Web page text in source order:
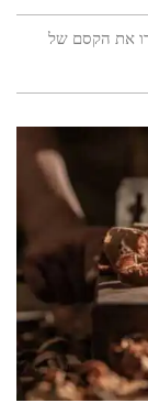
את הקסם של